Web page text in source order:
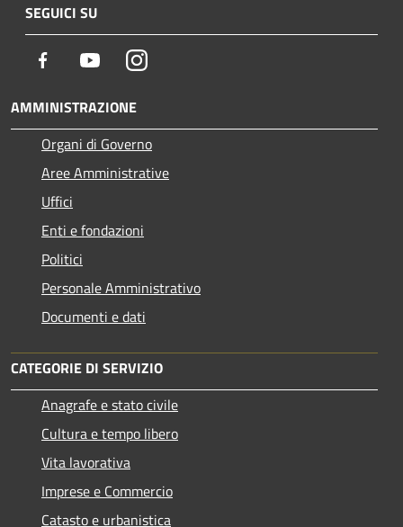
SEGUICI SU
Facebook YoutubeInstagram
AMMINISTRAZIONE
Organi di Governo
Aree Amministrative
Uffici
Enti e fondazioni
Politici
Personale Amministrativo
Documenti e dati
CATEGORIE DI SERVIZIO
Anagrafe e stato civile
Cultura e tempo libero
Vita lavorativa
Imprese e Commercio
Catasto e urbanistica